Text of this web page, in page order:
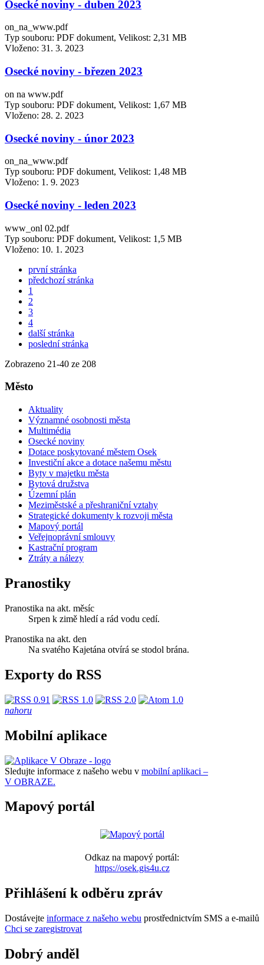
Osecké noviny - duben 2023
on_na_www.pdf
Typ souboru: PDF dokument, Velikost: 2,31 MB
Vloženo: 31. 3. 2023
Osecké noviny - březen 2023
on na www.pdf
Typ souboru: PDF dokument, Velikost: 1,67 MB
Vloženo: 28. 2. 2023
Osecké noviny - únor 2023
on_na_www.pdf
Typ souboru: PDF dokument, Velikost: 1,48 MB
Vloženo: 1. 9. 2023
Osecké noviny - leden 2023
www_onl 02.pdf
Typ souboru: PDF dokument, Velikost: 1,5 MB
Vloženo: 10. 1. 2023
první stránka
předchozí stránka
1
2
3
4
další stránka
poslední stránka
Zobrazeno 21-40 ze 208
Město
Aktuality
Významné osobnosti města
Multimédia
Osecké noviny
Dotace poskytované městem Osek
Investiční akce a dotace našemu městu
Byty v majetku města
Bytová družstva
Územní plán
Meziměstské a přeshraniční vztahy
Strategické dokumenty k rozvoji města
Mapový portál
Veřejnoprávní smlouvy
Kastrační program
Ztráty a nálezy
Pranostiky
Pranostika na akt. měsíc
Srpen k zimě hledí a rád vodu cedí.
Pranostika na akt. den
Na svatého Kajetána otvírá se stodol brána.
Exporty do RSS
nahoru
Mobilní aplikace
Sledujte informace z našeho webu v mobilní aplikaci –
V OBRAZE.
Mapový portál
Odkaz na mapový portál:
https://osek.gis4u.cz
Přihlášení k odběru zpráv
Dostávejte informace z našeho webu prostřednictvím SMS a e-mailů
Chci se zaregistrovat
Dobrý anděl